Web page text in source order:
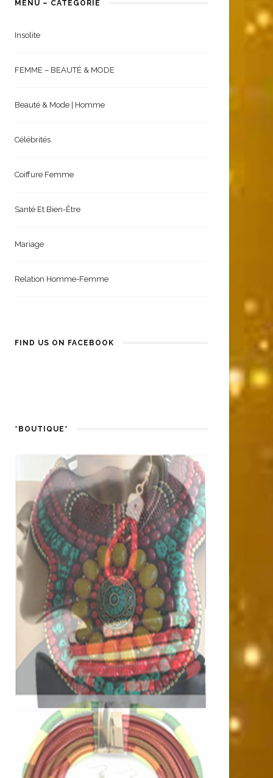
MENU – CATEGORIE
Insolite
FEMME – BEAUTÉ & MODE
Beauté & Mode | Homme
Célébrités
Coiffure Femme
Santé Et Bien-Être
Mariage
Relation Homme-Femme
FIND US ON FACEBOOK
*BOUTIQUE*